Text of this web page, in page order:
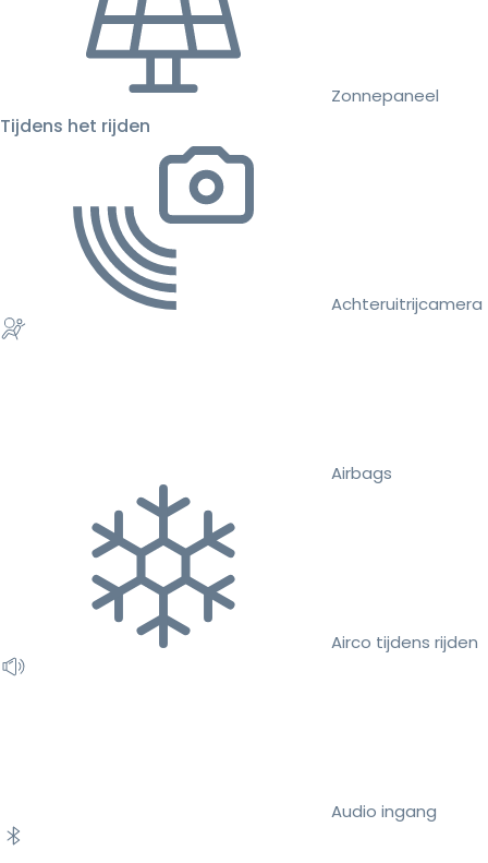
Zonnepaneel
Tijdens het rijden
Achteruitrijcamera
Airbags
Airco tijdens rijden
Audio ingang